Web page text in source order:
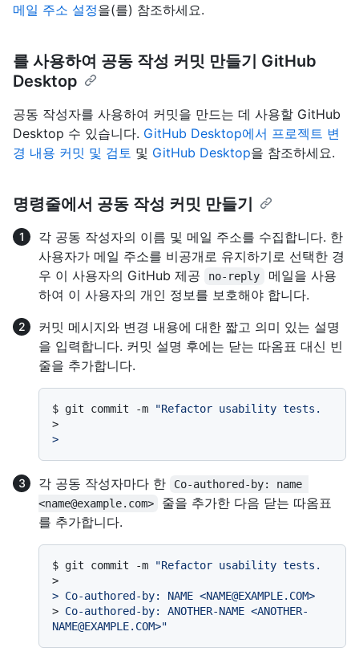
메일 주소 설정을(를) 참조하세요.
를 사용하여 공동 작성 커밋 만들기 GitHub
Desktop
공동 작성자를 사용하여 커밋을 만드는 데 사용할 GitHub
Desktop 수 있습니다. GitHub Desktop에서 프로젝트 변
경 내용 커밋 및 검토 및 GitHub Desktop을 참조하세요.
명령줄에서 공동 작성 커밋 만들기
각 공동 작성자의 이름 및 메일 주소를 수집합니다. 한
사용자가 메일 주소를 비공개로 유지하기로 선택한 경
우 이 사용자의 GitHub 제공
no-reply
메일을 사용
하여 이 사용자의 개인 정보를 보호해야 합니다.
커밋 메시지와 변경 내용에 대한 짧고 의미 있는 설명
을 입력합니다. 커밋 설명 후에는 닫는 따옴표 대신 빈
줄을 추가합니다.
$ git commit -m
"Refactor usability tests.
>
>
각 공동 작성자마다 한
Co-authored-by: name
<name@example.com>
줄을 추가한 다음 닫는 따옴표
를 추가합니다.
$ git commit -m
"Refactor usability tests.
>
> Co-authored-by: NAME <NAME@EXAMPLE.COM>
> Co-authored-by: ANOTHER-NAME <ANOTHER-
NAME@EXAMPLE.COM>"